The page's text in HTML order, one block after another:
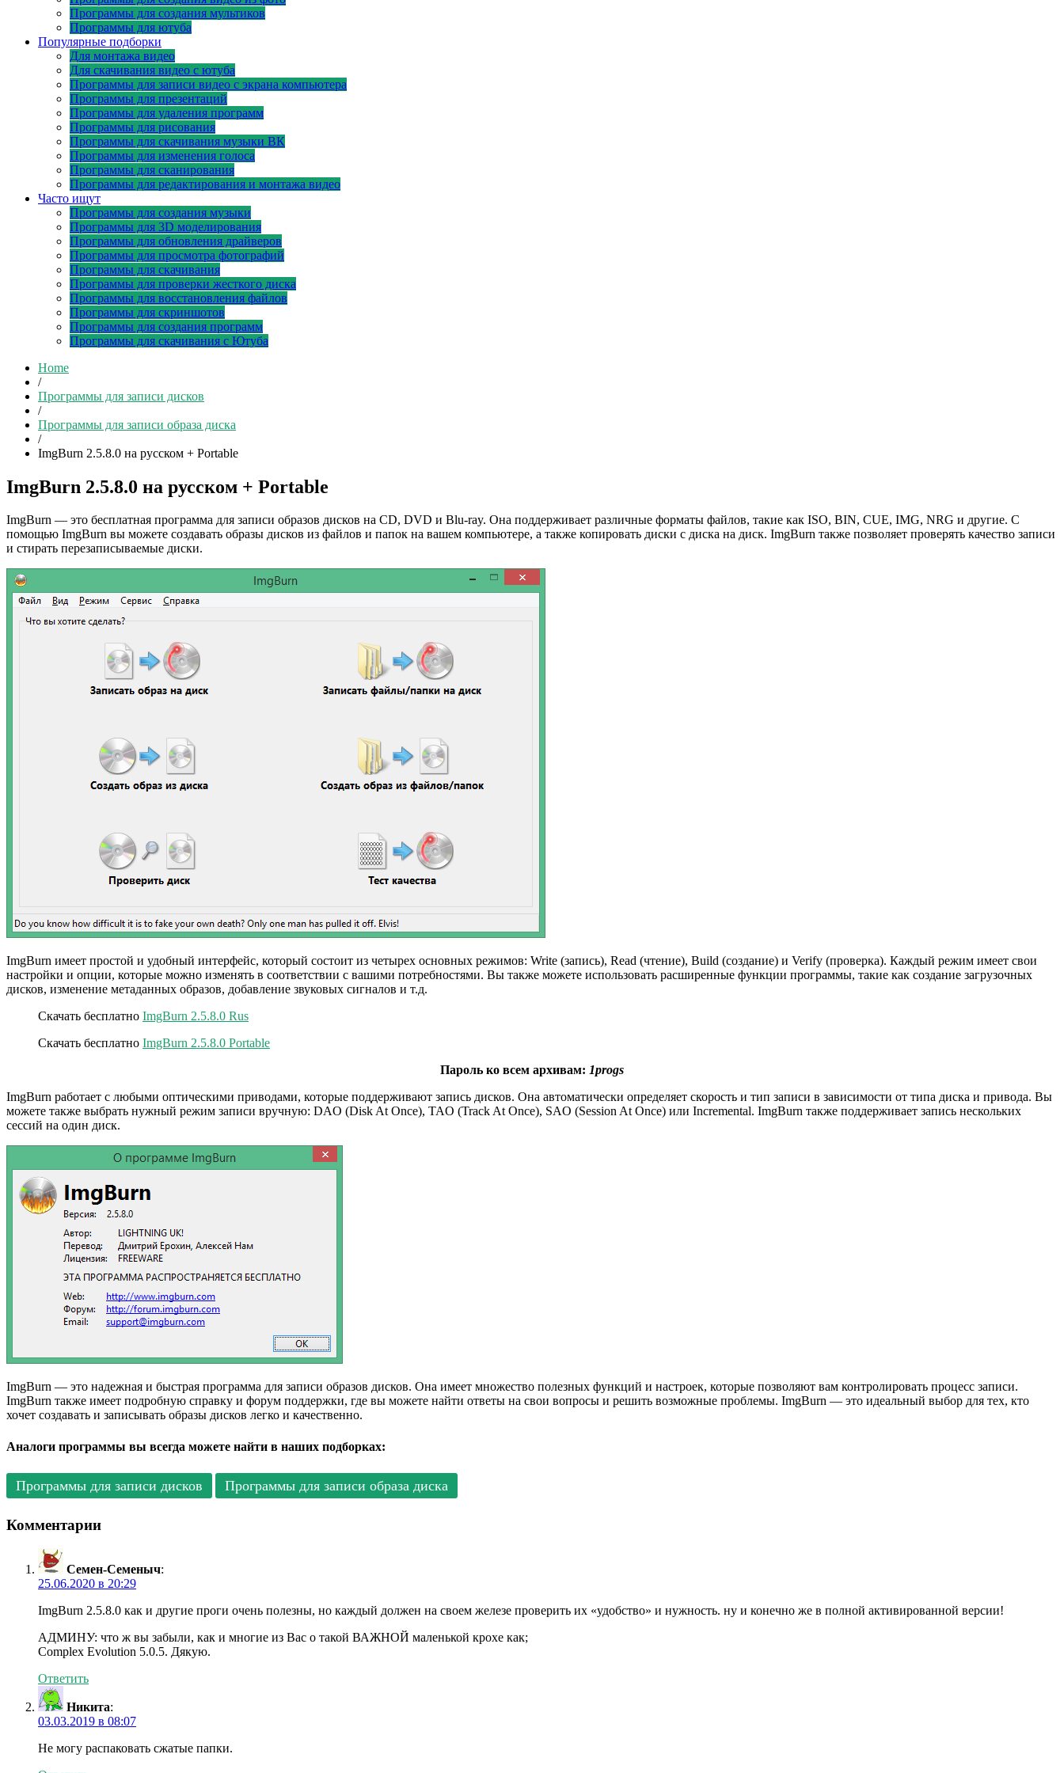
Программы для создания мультиков
Программы для ютуба
Популярные подборки
Для монтажа видео
Для скачивания видео с ютуба
Программы для записи видео с экрана компьютера
Программы для презентаций
Программы для удаления программ
Программы для рисования
Программы для скачивания музыки ВК
Программы для изменения голоса
Программы для сканирования
Программы для редактирования и монтажа видео
Часто ищут
Программы для создания музыки
Программы для 3D моделирования
Программы для обновления драйверов
Программы для просмотра фотографий
Программы для скачивания
Программы для проверки жесткого диска
Программы для восстановления файлов
Программы для скриншотов
Программы для создания программ
Программы для скачивания с Ютуба
Home
/
Программы для записи дисков
/
Программы для записи образа диска
/
ImgBurn 2.5.8.0 на русском + Portable
ImgBurn 2.5.8.0 на русском + Portable
ImgBurn — это бесплатная программа для записи образов дисков на CD, DVD и Blu-ray. Она поддерживает различные форматы файлов, такие как ISO, BIN, CUE, IMG, NRG и другие. С
помощью ImgBurn вы можете создавать образы дисков из файлов и папок на вашем компьютере, а также копировать диски с диска на диск. ImgBurn также позволяет проверять качество записи
и стирать перезаписываемые диски.
ImgBurn имеет простой и удобный интерфейс, который состоит из четырех основных режимов: Write (запись), Read (чтение), Build (создание) и Verify (проверка). Каждый режим имеет свои
настройки и опции, которые можно изменять в соответствии с вашими потребностями. Вы также можете использовать расширенные функции программы, такие как создание загрузочных
дисков, изменение метаданных образов, добавление звуковых сигналов и т.д.
Скачать бесплатно ImgBurn 2.5.8.0 Rus
Скачать бесплатно ImgBurn 2.5.8.0 Portable
Пароль ко всем архивам: 1progs
ImgBurn работает с любыми оптическими приводами, которые поддерживают запись дисков. Она автоматически определяет скорость и тип записи в зависимости от типа диска и привода. Вы
можете также выбрать нужный режим записи вручную: DAO (Disk At Once), TAO (Track At Once), SAO (Session At Once) или Incremental. ImgBurn также поддерживает запись нескольких
сессий на один диск.
ImgBurn — это надежная и быстрая программа для записи образов дисков. Она имеет множество полезных функций и настроек, которые позволяют вам контролировать процесс записи.
ImgBurn также имеет подробную справку и форум поддержки, где вы можете найти ответы на свои вопросы и решить возможные проблемы. ImgBurn — это идеальный выбор для тех, кто
хочет создавать и записывать образы дисков легко и качественно.
Аналоги программы вы всегда можете найти в наших подборках:
Программы для записи дисков Программы для записи образа диска
Комментарии
Семен-Семеныч:
25.06.2020 в 20:29
ImgBurn 2.5.8.0 как и другие проги очень полезны, но каждый должен на своем железе проверить их «удобство» и нужность. ну и конечно же в полной активированной версии!
АДМИНУ: что ж вы забыли, как и многие из Вас о такой ВАЖНОЙ маленькой крохе как;
Complex Evolution 5.0.5. Дякую.
Ответить
Никита:
03.03.2019 в 08:07
Не могу распаковать сжатые папки.